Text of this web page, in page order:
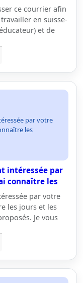
ce courrier afin
en suisse-
et de
par votre
les
intéressée par
connaître les
par votre
les jours et les
Je vous